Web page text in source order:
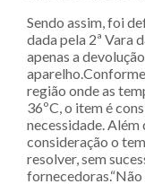
Sendo assim, foi
dada pela 2ª Vara
apenas a
região onde as
36ºC, o item é
necessidade. Além
consideração o
resolver, sem